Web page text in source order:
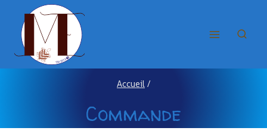
contenu
Accueil /
Commande